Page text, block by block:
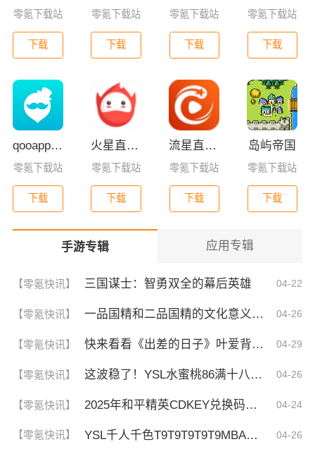
零氪下载站
下载
零氪下载站
下载
零氪下载站
下载
零氪下载站
下载
qooapp安卓版
零氪下载站
下载
火星直播2025最新版
零氪下载站
下载
流星直播官方版免费下载
零氪下载站
下载
岛屿帝国
零氪下载站
下载
手游专辑 应用专辑
【零氪快讯】 三国谋士：智勇双全的幕后英雄 04-22
【零氪快讯】 一品国精和二品国精的文化意义！为何他们如此独特？你绝对不知道的深层背景 04-26
【零氪快讯】 快来看看《出差的日子》叶爱背后的深刻故事！竟然让人泪崩的原因 04-29
【零氪快讯】 这波稳了！YSL水蜜桃86满十八和88区别，背后暗藏的秘密你知道吗？ 04-26
【零氪快讯】 2025年和平精英CDKEY兑换码领取方法及使用技巧 04-24
【零氪快讯】 YSL千人千色T9T9T9T9T9MBA！揭秘背后的设计秘密，难怪网友都在疯传！ 04-26